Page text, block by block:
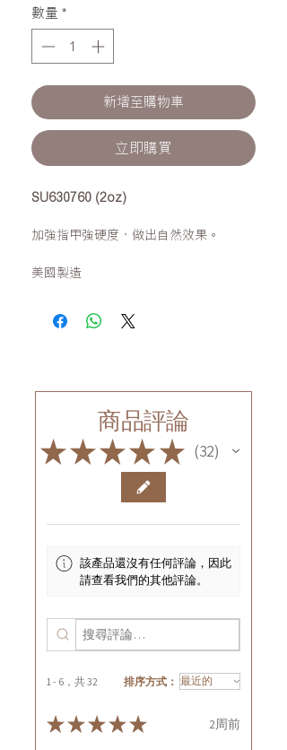
數量 *
新增至購物車
立即購買
SU630760 (2oz)
加強指甲強硬度，做出自然效果。
美國製造
商品評論
★★★★★ 32
32
該產品還沒有任何評論，因此
請查看我們的其他評論。
1 - 6，共 32 排序方式：
★★★★★ 2周前